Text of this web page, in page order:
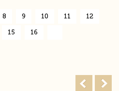
8 9 10 11 12
15 16